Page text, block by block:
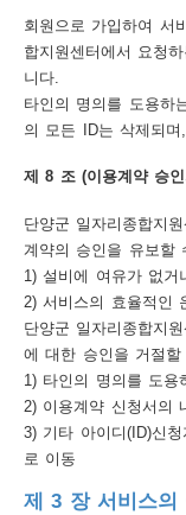
회원으로 가입하여 서
합지원센터에서 요청
니다.
타인의 명의를 도용하
의 모든 ID는 삭제되
제 8 조 (이용계약 승
단양군 일자리종합지
계약의 승인을 유보할
1) 설비에 여유가 없거
2) 서비스의 효율적인
단양군 일자리종합지
에 대한 승인을 거절할
1) 타인의 명의를 도용
2) 이용계약 신청서의
3) 기타 아이디(ID)신
로 이동
제 3 장 서비스의
부
뷰
어
다
운
로
드
이
용
안
내
이
용